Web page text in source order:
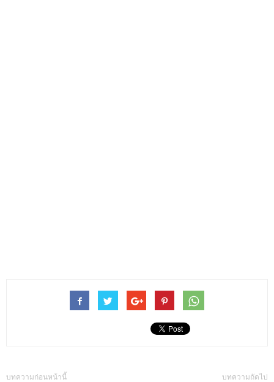
บทความก่อนหน้านี้ บทความถัดไป